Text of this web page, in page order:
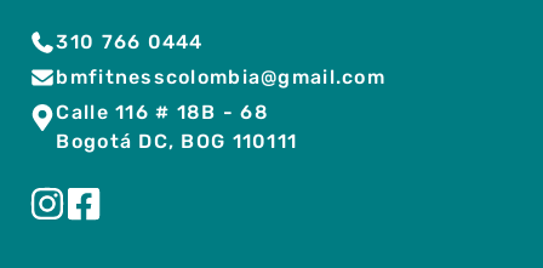
310 766 0444
bmfitnesscolombia@gmail.com
Calle 116 # 18B - 68
Bogotá DC, BOG 110111